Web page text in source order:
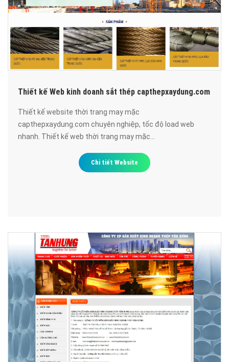
Thiết kế Web kinh doanh sắt thép capthepxaydung.com
Thiết kế website thời trang may mặc
capthepxaydung.com chuyên nghiệp, tốc độ load web
nhanh. Thiết kế web thời trang may mặc
Chi tiết Website